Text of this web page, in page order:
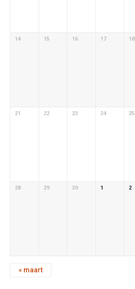
14 15 16 17 18
21 22 23 24 25
28 29 30 1 2
« maart